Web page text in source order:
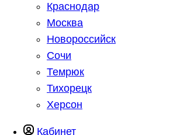
Краснодар
Москва
Новороссийск
Сочи
Темрюк
Тихорецк
Херсон
Кабинет